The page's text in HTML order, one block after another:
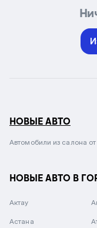
НОВЫЕ АВТО
Автомобили из салона
НОВЫЕ АВТО В
Актау
Астана